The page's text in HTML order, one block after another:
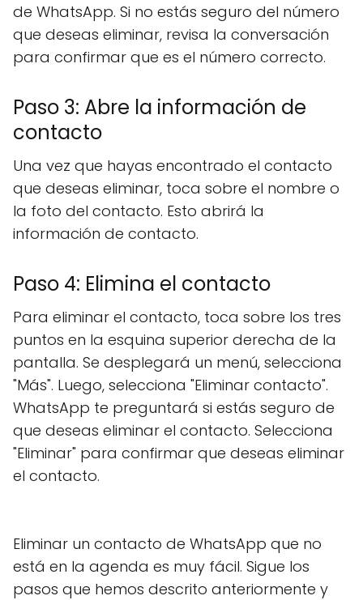
de WhatsApp. Si no estás seguro del número
que deseas eliminar, revisa la conversación
para confirmar que es el número correcto.
Paso 3: Abre la información de
contacto
Una vez que hayas encontrado el contacto
que deseas eliminar, toca sobre el nombre o
la foto del contacto. Esto abrirá la
información de contacto.
Paso 4: Elimina el contacto
Para eliminar el contacto, toca sobre los tres
puntos en la esquina superior derecha de la
pantalla. Se desplegará un menú, selecciona
"Más". Luego, selecciona "Eliminar contacto".
WhatsApp te preguntará si estás seguro de
que deseas eliminar el contacto. Selecciona
"Eliminar" para confirmar que deseas eliminar
el contacto.
Eliminar un contacto de WhatsApp que no
está en la agenda es muy fácil. Sigue los
pasos que hemos descrito anteriormente y